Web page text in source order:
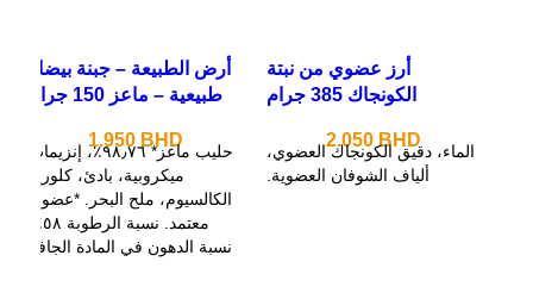
أرز عضوي من نبتة
الكونجاك 385 جرام
2.050 BHD
الماء، دقيق الكونجاك العضوي،
ألياف الشوفان العضوية.
أرض الطبيعة – جبنة بيضاء
طبيعية – ماعز 150 جرام
1.950 BHD
حليب ماعز* ٩٨٫٧٦٪، إنزيمات
ميكروبية، بادئ، كلوريد
الكالسيوم، ملح البحر. *عضوي
معتمد. نسبة الرطوبة ٥٨٪.
نسبة الدهون في المادة الجافة